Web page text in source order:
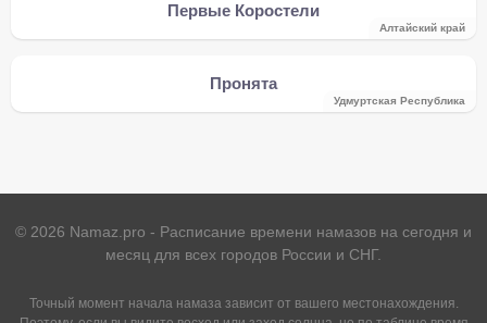
Первые Коростели
Алтайский край
Пронята
Удмуртская Республика
© 2026 Namaz.pro - Расписание времени намазов на сегодня и
месяц для всех городов России и СНГ.
Точный момент начала намаза зависит от вашего местонахождения.